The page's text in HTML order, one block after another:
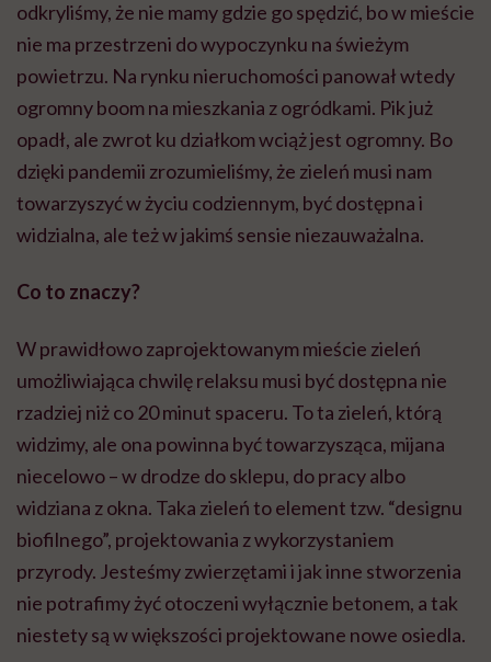
odkryliśmy, że nie mamy gdzie go spędzić, bo w mieście
nie ma przestrzeni do wypoczynku na świeżym
powietrzu. Na rynku nieruchomości panował wtedy
ogromny boom na mieszkania z ogródkami. Pik już
opadł, ale zwrot ku działkom wciąż jest ogromny. Bo
dzięki pandemii zrozumieliśmy, że zieleń musi nam
towarzyszyć w życiu codziennym, być dostępna i
widzialna, ale też w jakimś sensie niezauważalna.
Co to znaczy?
W prawidłowo zaprojektowanym mieście zieleń
umożliwiająca chwilę relaksu musi być dostępna nie
rzadziej niż co 20 minut spaceru. To ta zieleń, którą
widzimy, ale ona powinna być towarzysząca, mijana
niecelowo – w drodze do sklepu, do pracy albo
widziana z okna. Taka zieleń to element tzw. “designu
biofilnego”, projektowania z wykorzystaniem
przyrody. Jesteśmy zwierzętami i jak inne stworzenia
nie potrafimy żyć otoczeni wyłącznie betonem, a tak
niestety są w większości projektowane nowe osiedla.